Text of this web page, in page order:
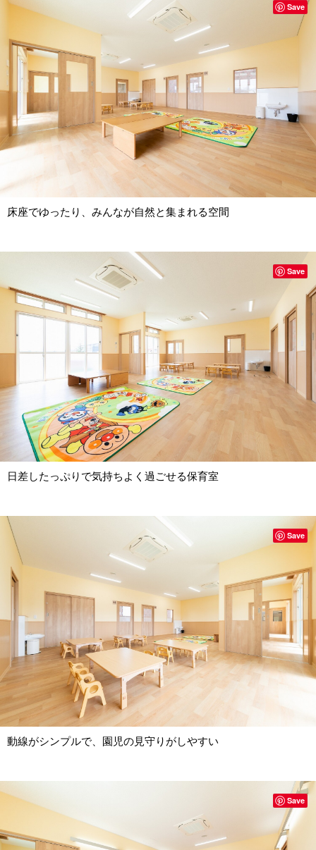
床座でゆったり、みんなが自然と集まれる空間
Save
日差したっぷりで気持ちよく過ごせる保育室
Save
動線がシンプルで、園児の見守りがしやすい
Save
Save